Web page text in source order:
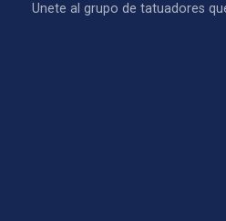
Unete al grupo de tatuadores